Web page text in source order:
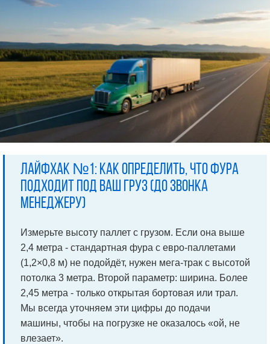
Лайфхак №1: как определить, что фура
подходит под ваш груз (до звонка
менеджеру)
Измерьте высоту паллет с грузом. Если она выше
2,4 метра - стандартная фура с евро-паллетами
(1,2×0,8 м) не подойдёт, нужен мега-трак с высотой
потолка 3 метра. Второй параметр: ширина. Более
2,45 метра - только открытая бортовая или трал.
Мы всегда уточняем эти цифры до подачи
машины, чтобы на погрузке не оказалось «ой, не
влезает».